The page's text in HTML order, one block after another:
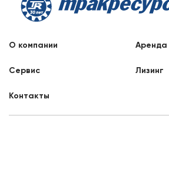
О компании Аренда
Сервис Лизинг
Контакты